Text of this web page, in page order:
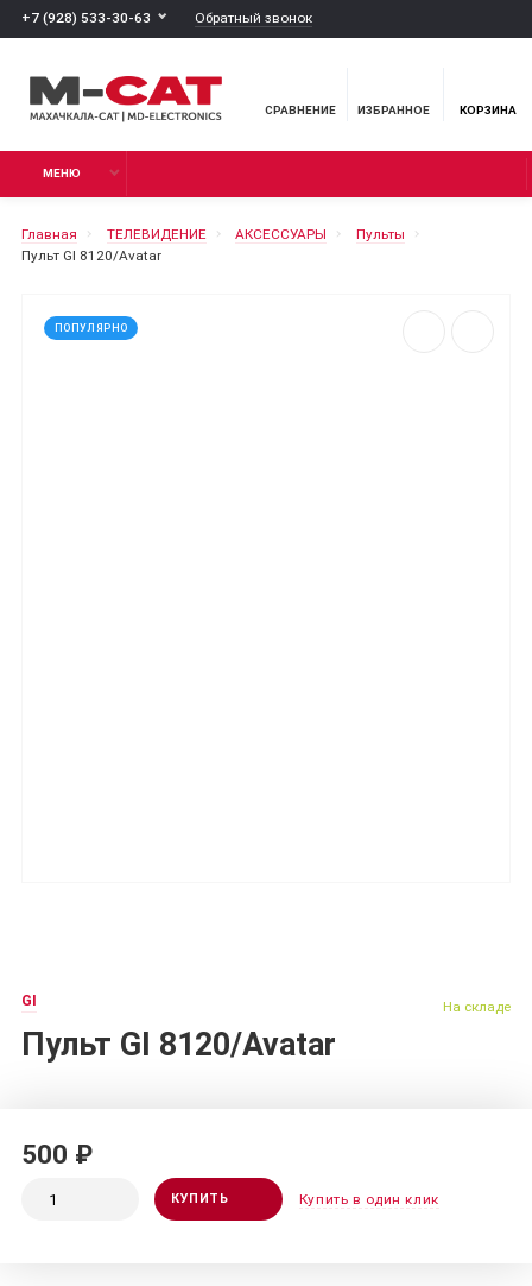
+7 (928) 533-30-63 Обратный звонок
СРАВНЕНИЕ ИЗБРАННОЕ КОРЗИНА
МЕНЮ
Главная ТЕЛЕВИДЕНИЕ АКСЕССУАРЫ
Пульты
Пульт GI 8120/Avatar
ПОПУЛЯРНО
GI
Пульт GI 8120/Avatar
На складе
500 ₽
КУПИТЬ Купить в один клик